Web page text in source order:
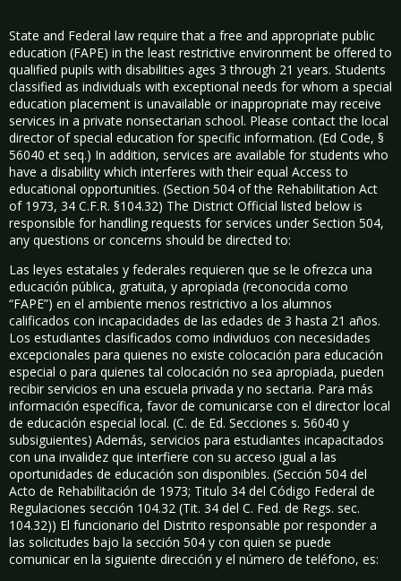
State and Federal law require that a free and appropriate public
education (FAPE) in the least restrictive environment be offered to
qualified pupils with disabilities ages 3 through 21 years. Students
classified as individuals with exceptional needs for whom a special
education placement is unavailable or inappropriate may receive
services in a private nonsectarian school. Please contact the local
director of special education for specific information. (Ed Code, §
56040 et seq.) In addition, services are available for students who
have a disability which interferes with their equal Access to
educational opportunities. (Section 504 of the Rehabilitation Act
of 1973, 34 C.F.R. §104.32) The District Official listed below is
responsible for handling requests for services under Section 504,
any questions or concerns should be directed to:
Las leyes estatales y federales requieren que se le ofrezca una
educación pública, gratuita, y apropiada (reconocida como
“FAPE”) en el ambiente menos restrictivo a los alumnos
calificados con incapacidades de las edades de 3 hasta 21 años.
Los estudiantes clasificados como individuos con necesidades
excepcionales para quienes no existe colocación para educación
especial o para quienes tal colocación no sea apropiada, pueden
recibir servicios en una escuela privada y no sectaria. Para más
información específica, favor de comunicarse con el director local
de educación especial local. (C. de Ed. Secciones s. 56040 y
subsiguientes) Además, servicios para estudiantes incapacitados
con una invalidez que interfiere con su acceso igual a las
oportunidades de educación son disponibles. (Sección 504 del
Acto de Rehabilitación de 1973; Titulo 34 del Código Federal de
Regulaciones sección 104.32 (Tit. 34 del C. Fed. de Regs. sec.
104.32)) El funcionario del Distrito responsable por responder a
las solicitudes bajo la sección 504 y con quien se puede
comunicar en la siguiente dirección y el número de teléfono, es: